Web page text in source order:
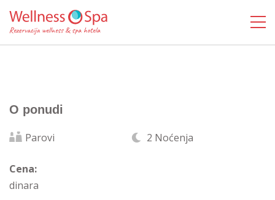
O ponudi
Parovi 2 Noćenja
Cena:
dinara